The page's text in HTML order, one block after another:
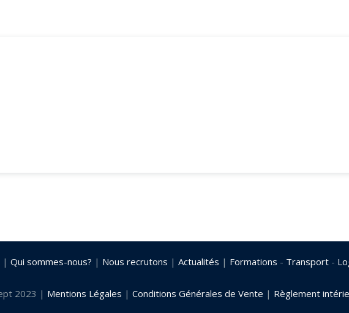
| Qui sommes-nous? | Nous recrutons | Actualités | Formations - Transport -
2023 | Mentions Légales | Conditions Générales de Vente | Règlement